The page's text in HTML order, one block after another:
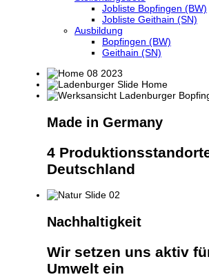
Jobliste Bopfingen (BW)
Jobliste Geithain (SN)
Ausbildung
Bopfingen (BW)
Geithain (SN)
Made in Germany
4
Deutschland
Nachhaltigkeit
Wir setzen uns aktiv
Umwelt ein